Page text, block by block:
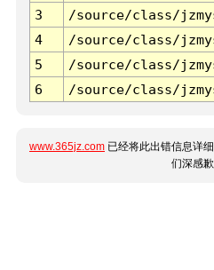
3 /source/class/
4
/source/class/
5
/source/class/
6
/source/class/
www.365jz.com 已经将此出错信息详
们深感